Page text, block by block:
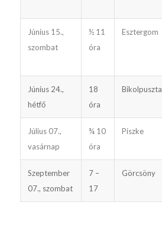
Június 15.,
szombat
½ 11
óra
Esztergom
Június 24.,
hétfő
18
óra
Bikolpuszta
Július 07.,
vasárnap
¾ 10
óra
Piszke
Szeptember
07., szombat
7 –
17
Görcsöny